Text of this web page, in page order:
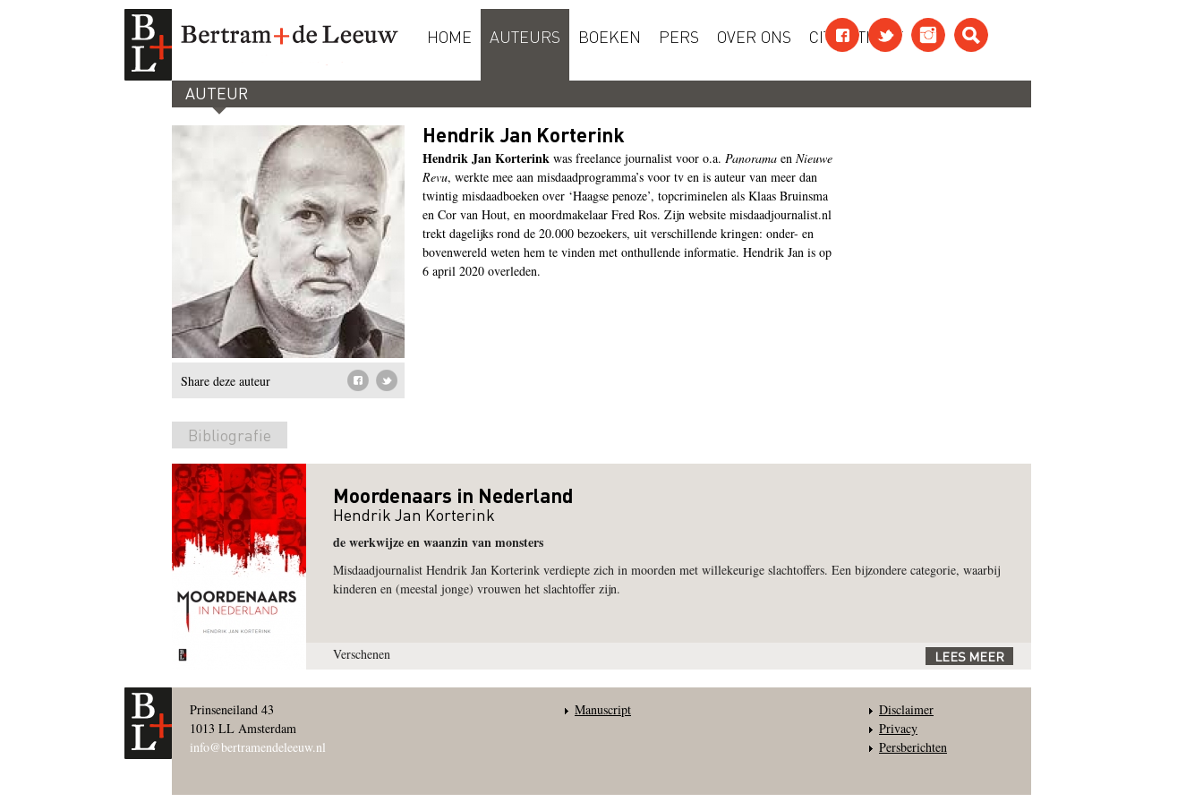
HOME AUTEURS BOEKEN PERS OVER ONS CITAATTEKST
AUTEUR
Share deze auteur
Hendrik Jan Korterink
Hendrik Jan Korterink was freelance journalist voor o.a. Panorama en Nieuwe
Revu, werkte mee aan misdaadprogramma’s voor tv en is auteur van meer dan
twintig misdaadboeken over ‘Haagse penoze’, topcriminelen als Klaas Bruinsma
en Cor van Hout, en moordmakelaar Fred Ros. Zijn website misdaadjournalist.nl
trekt dagelijks rond de 20.000 bezoekers, uit verschillende kringen: onder- en
bovenwereld weten hem te vinden met onthullende informatie. Hendrik Jan is op
6 april 2020 overleden.
Bibliografie
Moordenaars in Nederland
Hendrik Jan Korterink
de werkwijze en waanzin van monsters
Misdaadjournalist Hendrik Jan Korterink verdiepte zich in moorden met willekeurige slachtoffers. Een bijzondere categorie, waarbij
kinderen en (meestal jonge) vrouwen het slachtoffer zijn.
Verschenen LEES MEER
Prinseneiland 43
1013 LL Amsterdam
info@bertramendeleeuw.nl
Manuscript
Disclaimer
Privacy
Persberichten